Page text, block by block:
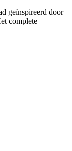
geïnspireerd door
complete